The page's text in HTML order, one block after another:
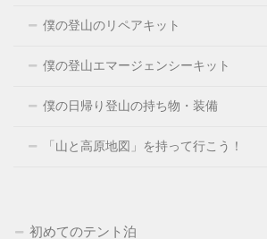
僕の登山のリペアキット
僕の登山エマージェンシーキット
僕の日帰り登山の持ち物・装備
「山と高原地図」を持って行こう！
初めてのテント泊